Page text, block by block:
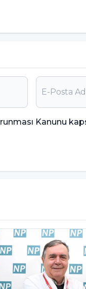
sorunu
yaptı. Bakan
Sosyal destek için
girince aile
başladı. Önce
herhalde. Bu
Kanunu